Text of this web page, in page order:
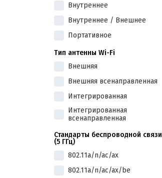
Внутреннее
Внутреннее / Внешнее
Портативное
Тип антенны Wi-Fi
Внешняя
Внешняя всенаправленная
Интегрированная
Интегрированная
всенаправленная
Стандарты беспроводной связи
(5 ГГц)
802.11a/n/ac/ax
802.11a/n/ac/ax/be